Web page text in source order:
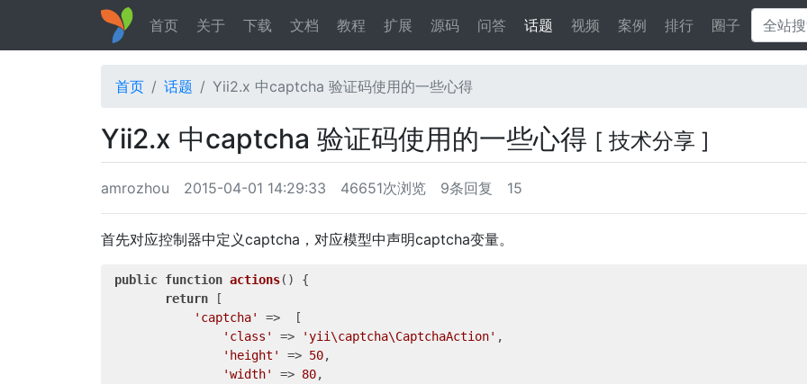
首页 关于 下载 文档 教程 扩展 源码 问答 话题 视频 案例 排行 圈子
首页 话题 Yii2.x 中captcha 验证码使用的一些心得
Yii2.x 中captcha 验证码使用的一些心得 [ 技术分享 ]
amrozhou 2015-04-01 14:29:33 46651次浏览 9条回复 15
首先对应控制器中定义captcha，对应模型中声明captcha变量。
public function actions()
{
return [
'captcha'
=>  [
'class'
=> 'yii\captcha\CaptchaAction' ,
'height'
=> 50,
'width'
=> 80,